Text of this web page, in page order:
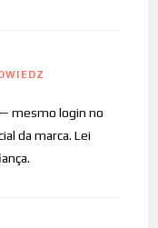
mesmo login no
da marca. Lei